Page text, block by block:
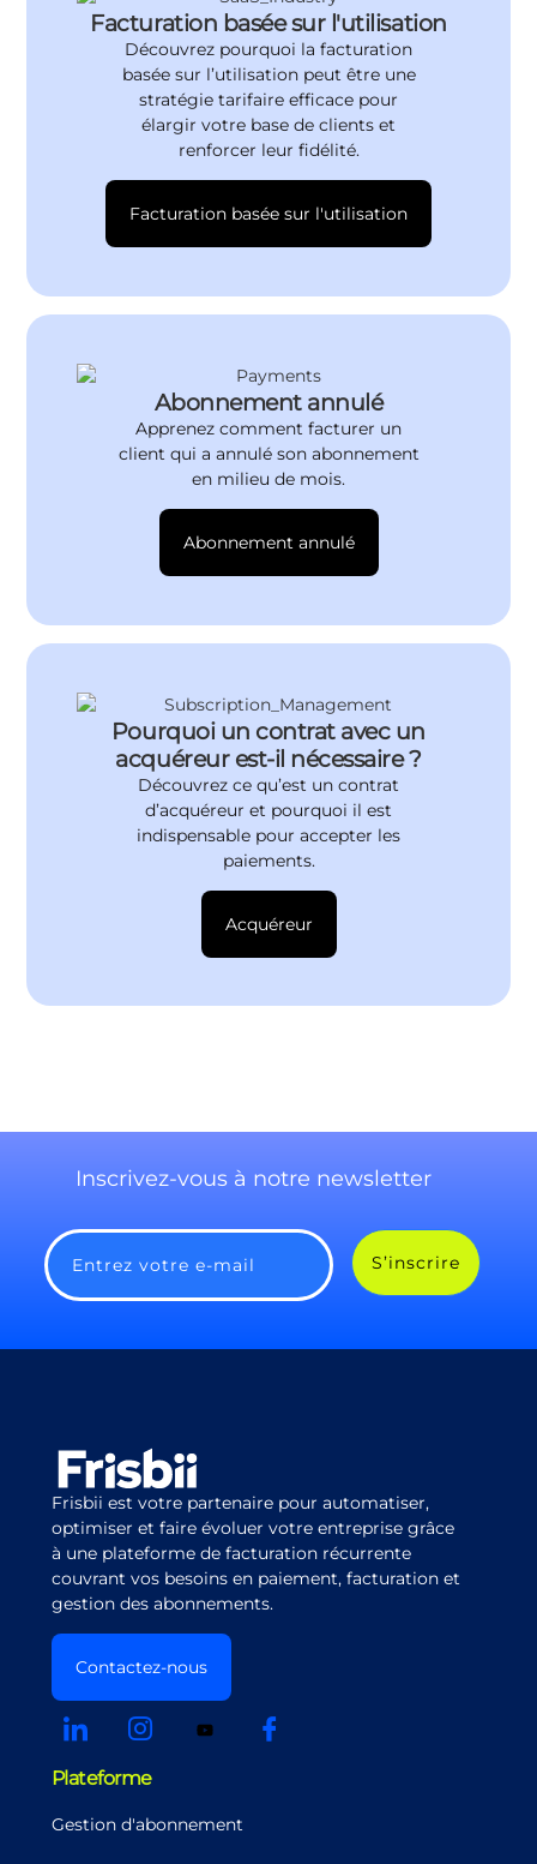
Facturation basée sur l'utilisation
Découvrez pourquoi la facturation
basée sur l’utilisation peut être une
stratégie tarifaire efficace pour
élargir votre base de clients et
renforcer leur fidélité.
Facturation basée sur l'utilisation
Abonnement annulé
Apprenez comment facturer un
client qui a annulé son abonnement
en milieu de mois.
Abonnement annulé
Pourquoi un contrat avec un
acquéreur est-il nécessaire ?
Découvrez ce qu’est un contrat
d’acquéreur et pourquoi il est
indispensable pour accepter les
paiements.
Acquéreur
Inscrivez-vous à notre newsletter
Entrez votre e-mail S’inscrire
Frisbii est votre partenaire pour automatiser,
optimiser et faire évoluer votre entreprise grâce
à une plateforme de facturation récurrente
couvrant vos besoins en paiement, facturation et
gestion des abonnements.
Contactez-nous
Plateforme
Gestion d'abonnement